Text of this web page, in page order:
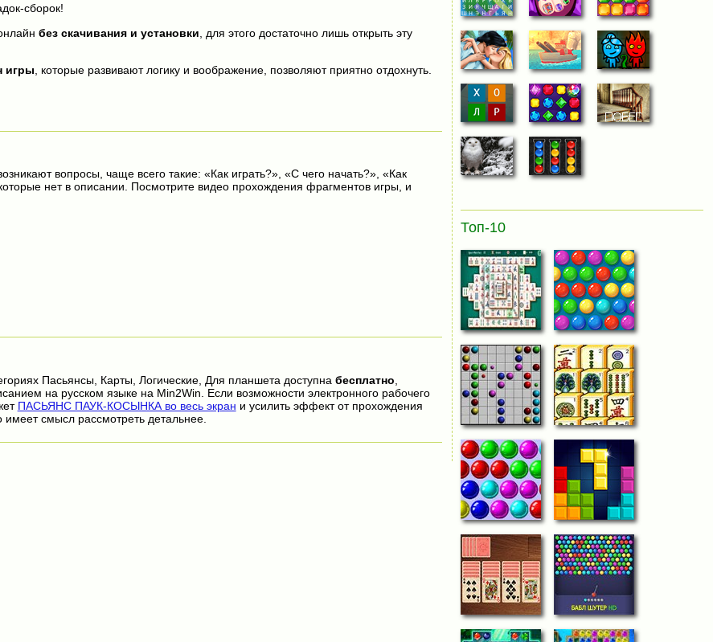
сборок!
без скачивания и установки , для этого достаточно лишь открыть эту
игры , которые развивают логику и воображение, позволяют приятно отдохнуть.
вопросы, чаще всего такие: «Как играть?», «С чего начать?», «Как
нет в описании. Посмотрите видео прохождения фрагментов игры, и
Пасьянсы, Карты, Логические, Для планшета доступна бесплатно
на русском языке на Min2Win. Если возможности электронного рабочего
ПАСЬЯНС ПАУК-КОСЫНКА во весь экран и усилить эффект от прохождения
смысл рассмотреть детальнее.
Топ-10